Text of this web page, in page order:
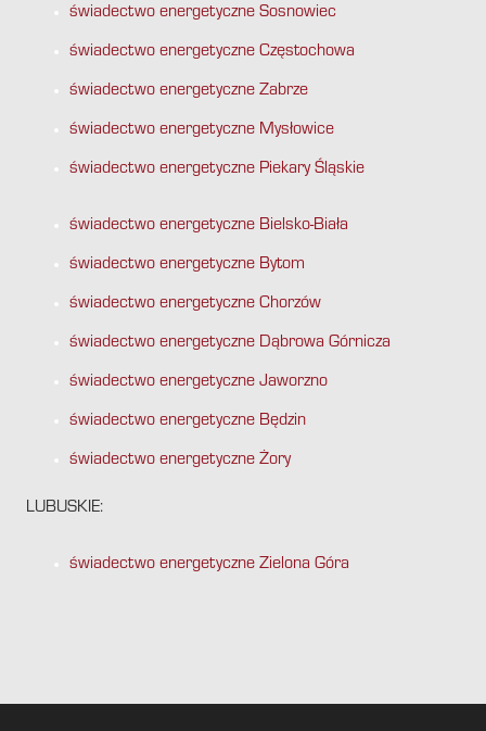
świadectwo energetyczne Sosnowiec
świadectwo energetyczne Częstochowa
świadectwo energetyczne Zabrze
świadectwo energetyczne Mysłowice
świadectwo energetyczne Piekary Śląskie
świadectwo energetyczne Bielsko-Biała
świadectwo energetyczne Bytom
świadectwo energetyczne Chorzów
świadectwo energetyczne Dąbrowa Górnicza
świadectwo energetyczne Jaworzno
świadectwo energetyczne Będzin
świadectwo energetyczne Żory
LUBUSKIE:
świadectwo energetyczne Zielona Góra